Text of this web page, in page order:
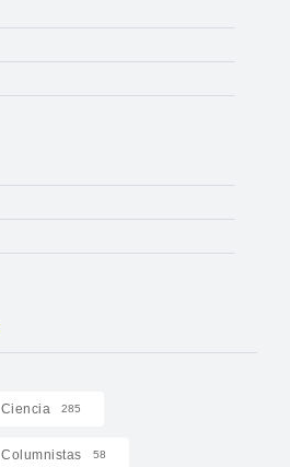
Ciencia 285
Columnistas 58